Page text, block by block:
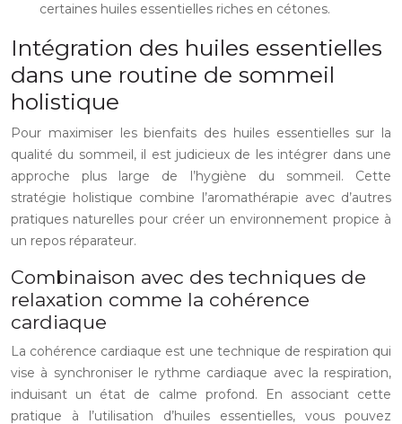
certaines huiles essentielles riches en cétones.
Intégration des huiles essentielles
dans une routine de sommeil
holistique
Pour maximiser les bienfaits des huiles essentielles sur la
qualité du sommeil, il est judicieux de les intégrer dans une
approche plus large de l’hygiène du sommeil. Cette
stratégie holistique combine l’aromathérapie avec d’autres
pratiques naturelles pour créer un environnement propice à
un repos réparateur.
Combinaison avec des techniques de
relaxation comme la cohérence
cardiaque
La cohérence cardiaque est une technique de respiration qui
vise à synchroniser le rythme cardiaque avec la respiration,
induisant un état de calme profond. En associant cette
pratique à l’utilisation d’huiles essentielles, vous pouvez